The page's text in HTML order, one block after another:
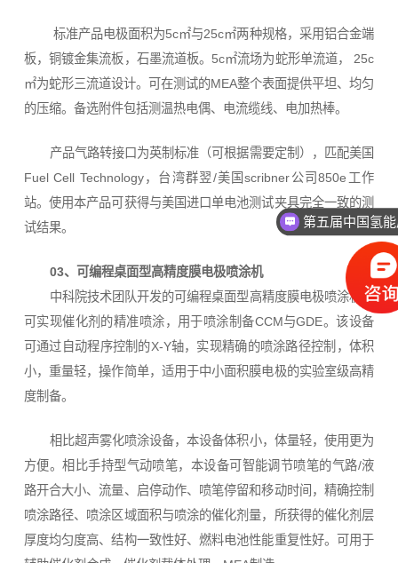
标准产品电极面积为5c㎡与25c㎡两种规格，采用铝合金端
板，铜镀金集流板，石墨流道板。5c㎡流场为蛇形单流道， 25c
㎡为蛇形三流道设计。可在测试的MEA整个表面提供平坦、均匀
的压缩。备选附件包括测温热电偶、电流缆线、电加热棒。
产品气路转接口为英制标准（可根据需要定制），匹配美国
Fuel Cell Technology，台湾群翌/美国scribner公司850e工作
站。使用本产品可获得与美国进口单电池测试夹具完全一致的测
试结果。
03、可编程桌面型高精度膜电极喷涂机
中科院技术团队开发的可编程桌面型高精度膜电极喷涂机，
可实现催化剂的精准喷涂，用于喷涂制备CCM与GDE。该设备
可通过自动程序控制的X-Y轴，实现精确的喷涂路径控制，体积
小，重量轻，操作简单，适用于中小面积膜电极的实验室级高精
度制备。
相比超声雾化喷涂设备，本设备体积小，体量轻，使用更为
方便。相比手持型气动喷笔，本设备可智能调节喷笔的气路/液
路开合大小、流量、启停动作、喷笔停留和移动时间，精确控制
喷涂路径、喷涂区域面积与喷涂的催化剂量，所获得的催化剂层
厚度均匀度高、结构一致性好、燃料电池性能重复性好。可用于
第五届中国氢
2026年3月25-